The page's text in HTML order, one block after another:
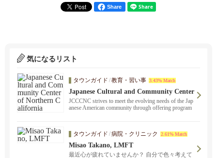
Share
気になるリスト
タウンガイド /教育・習い事 3.43% Match
Japanese Cultural and Community Center
of Northern California
JCCCNC strives to meet the evolving needs of the Jap
anese American community through offering program
タウンガイド /病院・クリニック 2.61% Match
Misao Takano, LMFT
最近心が疲れていませんか？ 自分で色々考えて